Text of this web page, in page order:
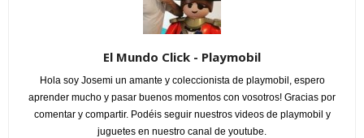
El Mundo Click - Playmobil
Hola soy Josemi un amante y coleccionista de playmobil, espero
aprender mucho y pasar buenos momentos con vosotros! Gracias por
comentar y compartir. Podéis seguir nuestros videos de playmobil y
juguetes en nuestro canal de youtube.